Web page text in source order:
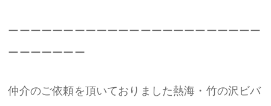
ーーーーーーーーーーーーーーーーーーーーーーー
ーーーーーーー
仲介のご依頼を頂いておりました熱海・竹の沢ビバ